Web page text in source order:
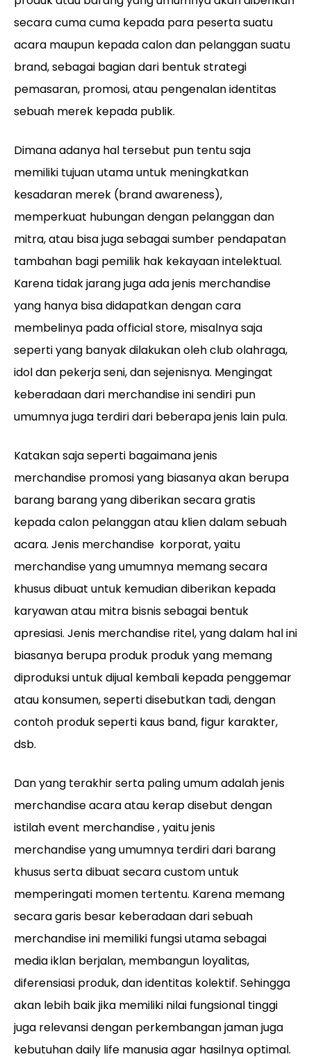
secara cuma cuma kepada para peserta suatu
acara maupun kepada calon dan pelanggan suatu
brand, sebagai bagian dari bentuk strategi
pemasaran, promosi, atau pengenalan identitas
sebuah merek kepada publik.
Dimana adanya hal tersebut pun tentu saja
memiliki tujuan utama untuk meningkatkan
kesadaran merek (brand awareness),
memperkuat hubungan dengan pelanggan dan
mitra, atau bisa juga sebagai sumber pendapatan
tambahan bagi pemilik hak kekayaan intelektual.
Karena tidak jarang juga ada jenis merchandise
yang hanya bisa didapatkan dengan cara
membelinya pada official store, misalnya saja
seperti yang banyak dilakukan oleh club olahraga,
idol dan pekerja seni, dan sejenisnya. Mengingat
keberadaan dari merchandise ini sendiri pun
umumnya juga terdiri dari beberapa jenis lain pula.
Katakan saja seperti bagaimana jenis
merchandise promosi yang biasanya akan berupa
barang barang yang diberikan secara gratis
kepada calon pelanggan atau klien dalam sebuah
acara. Jenis merchandise korporat, yaitu
merchandise yang umumnya memang secara
khusus dibuat untuk kemudian diberikan kepada
karyawan atau mitra bisnis sebagai bentuk
apresiasi. Jenis merchandise ritel, yang dalam hal ini
biasanya berupa produk produk yang memang
diproduksi untuk dijual kembali kepada penggemar
atau konsumen, seperti disebutkan tadi, dengan
contoh produk seperti kaus band, figur karakter,
dsb.
Dan yang terakhir serta paling umum adalah jenis
merchandise acara atau kerap disebut dengan
istilah event merchandise , yaitu jenis
merchandise yang umumnya terdiri dari barang
khusus serta dibuat secara custom untuk
memperingati momen tertentu. Karena memang
secara garis besar keberadaan dari sebuah
merchandise ini memiliki fungsi utama sebagai
media iklan berjalan, membangun loyalitas,
diferensiasi produk, dan identitas kolektif. Sehingga
akan lebih baik jika memiliki nilai fungsional tinggi
juga relevansi dengan perkembangan jaman juga
kebutuhan daily life manusia agar hasilnya optimal.